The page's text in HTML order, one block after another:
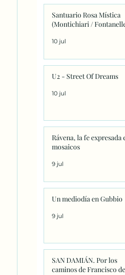
Santuario Rosa Mística
(Montichiari /
10 jul
U2 - Street Of Dreams
10 jul
Rávena, la fe expresada
mosaicos
9 jul
Un mediodía en Gubbio
9 jul
SAN DAMIÁN. Por los
caminos de Francisco